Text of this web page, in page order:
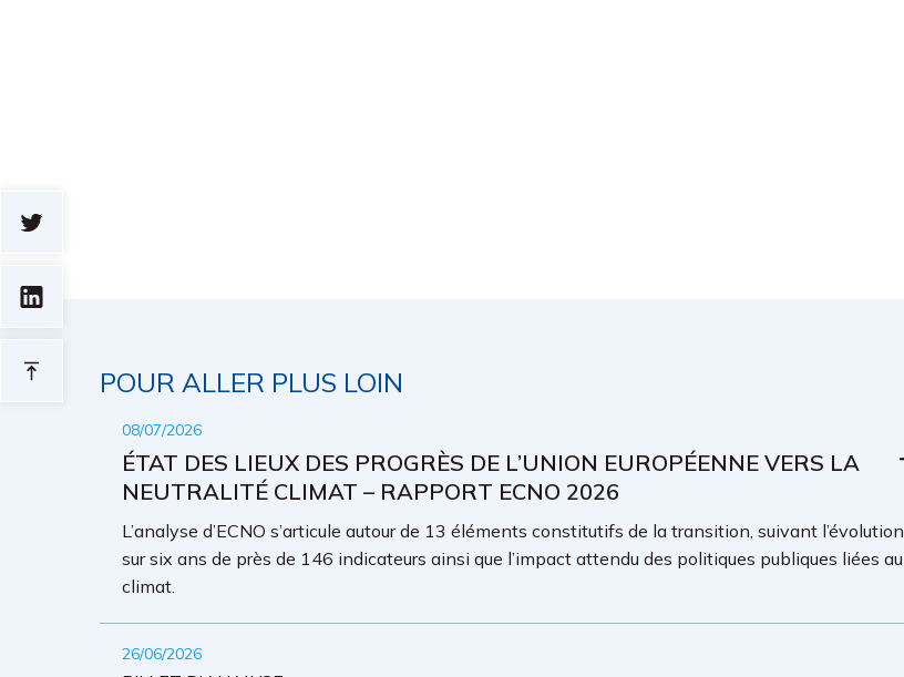
POUR ALLER PLUS LOIN
08/07/2026
ÉTAT DES LIEUX DES PROGRÈS DE L’UNION EUROPÉENNE VERS LA
NEUTRALITÉ CLIMAT – RAPPORT ECNO 2026
L’analyse d’ECNO s’articule autour de 13 éléments constitutifs de la transition, suivant l’évolution
sur six ans de près de 146 indicateurs ainsi que l’impact attendu des politiques publiques liées au
climat.
26/06/2026